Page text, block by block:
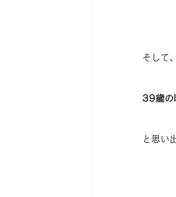
そして
39歳の
と思い